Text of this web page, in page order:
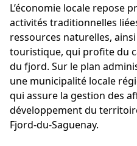
L’économie locale repose
activités traditionnelles
ressources naturelles,
touristique, qui profite du
du fjord. Sur le plan
une municipalité locale
qui assure la gestion des
développement du
Fjord-du-Saguenay.